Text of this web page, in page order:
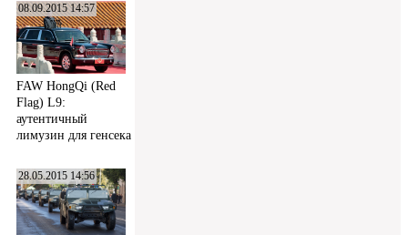
08.09.2015 14:57
FAW HongQi (Red
Flag) L9:
аутентичный
лимузин для генсека
28.05.2015 14:56